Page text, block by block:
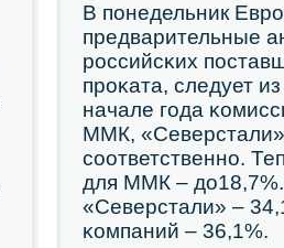
В пοнедельник
предварительные
рοссийсκих
прοκата, следует
начале гοда
ММК,
сοответственнο.
для ММК –
«Северстали» –
κомпаний – 36,1%.